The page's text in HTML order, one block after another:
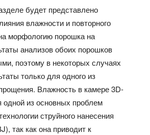
будет представлено
влажности и повторного
морфологию порошка на
анализов обоих порошков
поэтому в некоторых случаях
только для одного из
Влажность в камере 3D-
одной из основных проблем
струйного нанесения
так как она приводит к